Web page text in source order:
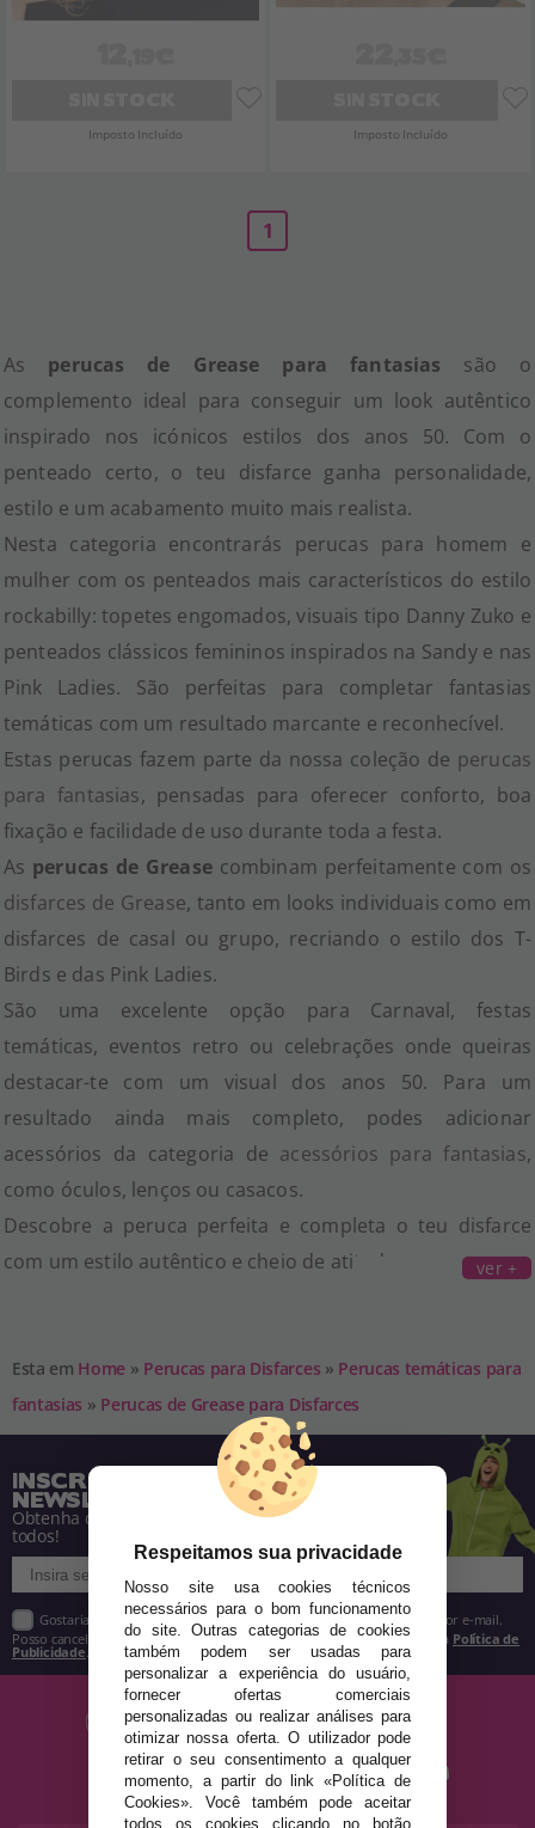
Imposto Incluído Imposto Incluído
1
As perucas de Grease para fantasias são o
complemento ideal para conseguir um look autêntico
inspirado nos icónicos estilos dos anos 50. Com o
penteado certo, o teu disfarce ganha personalidade,
estilo e um acabamento muito mais realista.
Nesta categoria encontrarás perucas para homem e
mulher com os penteados mais característicos do estilo
rockabilly: topetes engomados, visuais tipo Danny Zuko e
penteados clássicos femininos inspirados na Sandy e nas
Pink Ladies. São perfeitas para completar fantasias
temáticas com um resultado marcante e reconhecível.
Estas perucas fazem parte da nossa coleção de perucas
para fantasias, pensadas para oferecer conforto, boa
fixação e facilidade de uso durante toda a festa.
As perucas de Greasecombinam perfeitamente com os
disfarces de Grease, tanto em looks individuais como em
disfarces de casal ou grupo, recriando o estilo dos T-
Birds e das Pink Ladies.
São uma excelente opção para Carnaval, festas
temáticas, eventos retro ou celebrações onde queiras
destacar-te com um visual dos anos 50. Para um
resultado ainda mais completo, podes adicionar
acessórios da categoria de acessórios para fantasias,
como óculos, lenços ou casacos.
Descobre a peruca perfeita e completa o teu disfarce
com um estilo autêntico e cheio de atitude.
ver +
Esta em Home » Perucas para Disfarces » Perucas temáticas para
fantasias » Perucas de Grease para Disfarces
INSCREVA-SE NA NOSSA
NEWSLETTER
Obtenha descontos e saiba de tudo antes de
todos!
Gostaria de receber descontos exclusivos, novidades e tendências por e-mail.
Posso cancelar a inscrição a qualquer momento, conforme estipulado na Política de
Publicidade.
Respeitamos sua privacidade
Nosso site usa cookies técnicos
necessários para o bom funcionamento
do site. Outras categorias de cookies
também podem ser usadas para
personalizar a experiência do usuário,
fornecer ofertas comerciais
personalizadas ou realizar análises para
otimizar nossa oferta. O utilizador pode
retirar o seu consentimento a qualquer
momento, a partir do link «Política de
Cookies». Você também pode aceitar
todos os cookies clicando no botão